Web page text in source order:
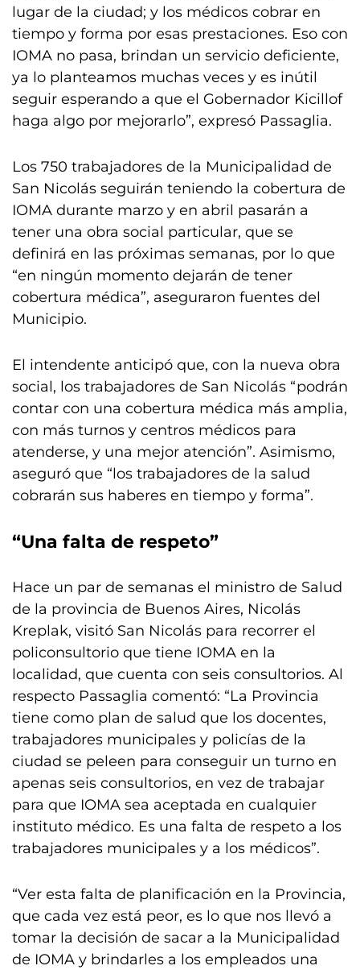
lugar de la ciudad; y los médicos cobrar en
tiempo y forma por esas prestaciones. Eso con
IOMA no pasa, brindan un servicio deficiente,
ya lo planteamos muchas veces y es inútil
seguir esperando a que el Gobernador Kicillof
haga algo por mejorarlo”, expresó Passaglia.
Los 750 trabajadores de la Municipalidad de
San Nicolás seguirán teniendo la cobertura de
IOMA durante marzo y en abril pasarán a
tener una obra social particular, que se
definirá en las próximas semanas, por lo que
“en ningún momento dejarán de tener
cobertura médica”, aseguraron fuentes del
Municipio.
El intendente anticipó que, con la nueva obra
social, los trabajadores de San Nicolás “podrán
contar con una cobertura médica más amplia,
con más turnos y centros médicos para
atenderse, y una mejor atención”. Asimismo,
aseguró que “los trabajadores de la salud
cobrarán sus haberes en tiempo y forma”.
“Una falta de respeto”
Hace un par de semanas el ministro de Salud
de la provincia de Buenos Aires, Nicolás
Kreplak, visitó San Nicolás para recorrer el
policonsultorio que tiene IOMA en la
localidad, que cuenta con seis consultorios. Al
respecto Passaglia comentó: “La Provincia
tiene como plan de salud que los docentes,
trabajadores municipales y policías de la
ciudad se peleen para conseguir un turno en
apenas seis consultorios, en vez de trabajar
para que IOMA sea aceptada en cualquier
instituto médico. Es una falta de respeto a los
trabajadores municipales y a los médicos”.
“Ver esta falta de planificación en la Provincia,
que cada vez está peor, es lo que nos llevó a
tomar la decisión de sacar a la Municipalidad
de IOMA y brindarles a los empleados una